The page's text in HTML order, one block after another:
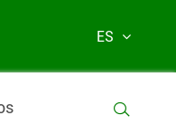
ES
